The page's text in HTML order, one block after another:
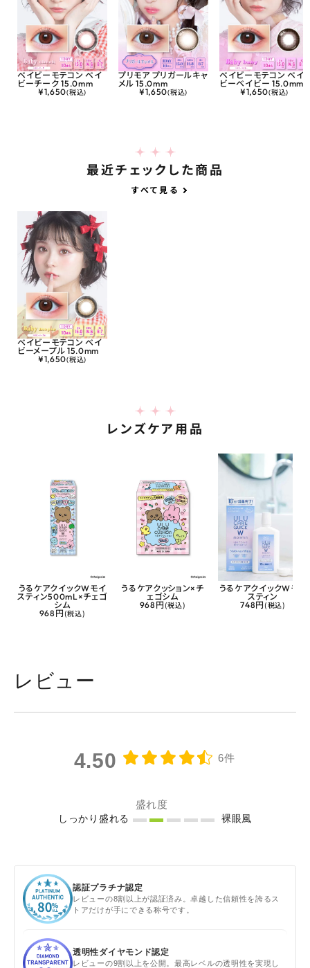
ベイビーモテコン ベイ
ビーチーク 15.0mm
¥1,650(税込)
プリモア プリガールキャ
メル 15.0mm
¥1,650(税込)
ベイビーモテコン ベイ
ビーベイビー 15.0mm
¥1,650(税込)
最近チェックした商品
すべて見る
ベイビーモテコン ベイ
ビーメープル 15.0mm
¥1,650(税込)
レンズケア用品
うるケアクイックWモイ
スティン500mL×チェゴ
シム
968円 (税込)
うるケアクッション×チ
ェゴシム
968円 (税込)
うるケアクイックWモイ
スティン
748円 (税込)
レビュー
4.50 6件
盛れ度
しっかり盛れる 裸眼風
認証プラチナ認定
レビューの8割以上が認証済み。卓越した信頼性を誇るス
トアだけが手にできる称号です。
透明性ダイヤモンド認定
レビューの9割以上を公開。最高レベルの透明性を実現し